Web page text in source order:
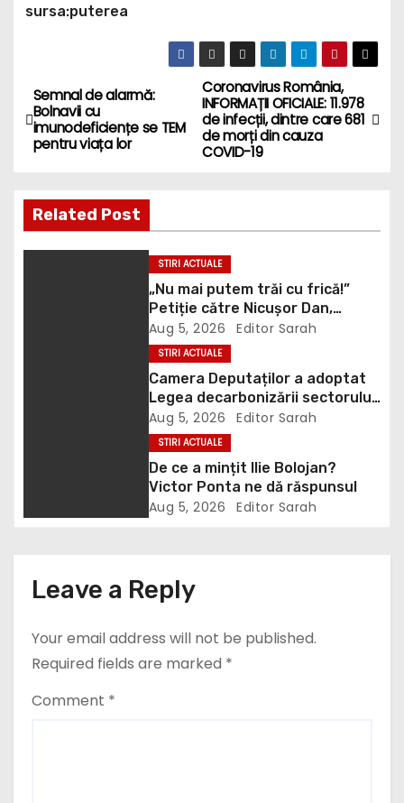
sursa:puterea
P
o
t
n
i
n
Coronavirus România,
INFORMAȚII OFICIALE: 11.978
de infecții, dintre care 681
de morți din cauza
COVID-19
Semnal de alarmă:
Bolnavii cu
imunodeficiențe se TEM
pentru viața lor
Related Post
STIRI ACTUALE
„Nu mai putem trăi cu frică!”
Petiție către Nicușor Dan,
Bolojan și Buzoianu după
atacurile urșilor din Covasna
Aug 5, 2026 Editor Sarah
STIRI ACTUALE
Camera Deputaților a adoptat
Legea decarbonizării sectorului
energetic. Amendamentul PSD,
inclus în proiect
Aug 5, 2026 Editor Sarah
STIRI ACTUALE
De ce a mințit Ilie Bolojan?
Victor Ponta ne dă răspunsul
Aug 5, 2026 Editor Sarah
Leave a Reply
Your email address will not be published.
Required fields are marked *
Comment *